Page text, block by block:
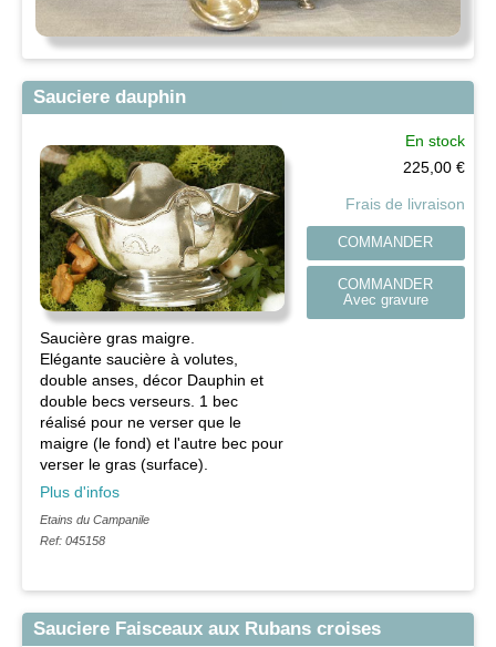
Sauciere dauphin
Saucière gras maigre.
Elégante saucière à volutes,
double anses, décor Dauphin et
double becs verseurs. 1 bec
réalisé pour ne verser que le
maigre (le fond) et l'autre bec pour
verser le gras (surface).
Plus d'infos
Etains du Campanile
Ref: 045158
En stock
225,00 €
Frais de livraison
COMMANDER
COMMANDER
Avec gravure
Sauciere Faisceaux aux Rubans croises